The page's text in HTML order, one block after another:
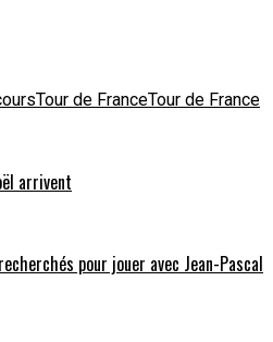
Tour de FranceTour de France
arrivent
pour jouer avec Jean-Pascal